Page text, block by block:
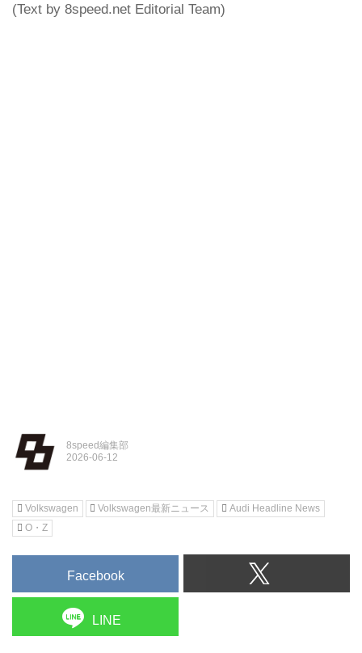
(Text by 8speed.net Editorial Team)
8speed編集部
Volkswagen Volkswagen最新ニュース
Audi Headline News
O・Z
Facebook
LINE